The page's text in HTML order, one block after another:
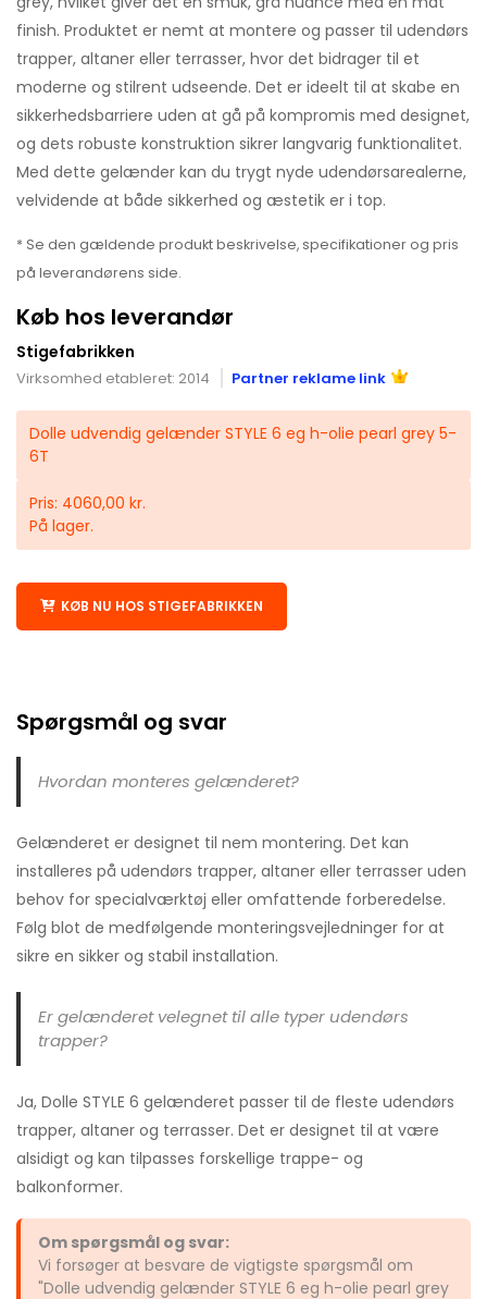
finish. Produktet er nemt at montere og passer til udendørs
trapper, altaner eller terrasser, hvor det bidrager til et
moderne og stilrent udseende. Det er ideelt til at skabe en
sikkerhedsbarriere uden at gå på kompromis med designet,
og dets robuste konstruktion sikrer langvarig funktionalitet.
Med dette gelænder kan du trygt nyde udendørsarealerne,
velvidende at både sikkerhed og æstetik er i top.
* Se den gældende produkt beskrivelse, specifikationer og pris
på leverandørens side.
Køb hos leverandør
Stigefabrikken
Virksomhed etableret: 2014 Partner reklame link
Dolle udvendig gelænder STYLE 6 eg h-olie pearl grey 5-
6T
Pris: 4060,00 kr.
På lager.
KØB NU HOS STIGEFABRIKKEN
Spørgsmål og svar
Hvordan monteres gelænderet?
Gelænderet er designet til nem montering. Det kan
installeres på udendørs trapper, altaner eller terrasser uden
behov for specialværktøj eller omfattende forberedelse.
Følg blot de medfølgende monteringsvejledninger for at
sikre en sikker og stabil installation.
Er gelænderet velegnet til alle typer udendørs
trapper?
Ja, Dolle STYLE 6 gelænderet passer til de fleste udendørs
trapper, altaner og terrasser. Det er designet til at være
alsidigt og kan tilpasses forskellige trappe- og
balkonformer.
Om spørgsmål og svar:
Vi forsøger at besvare de vigtigste spørgsmål om
"Dolle udvendig gelænder STYLE 6 eg h-olie pearl grey